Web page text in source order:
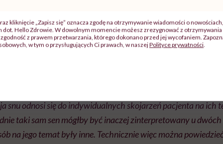
snów i ich interpretacja w procesie psychoterapii nie ma
rozumieniem znaczenia snów.„Nie mamy
klucza do zastanawiania się nad sensem marzeń
snu odnosi się do indywidualnych skojarzeń pacjenta na ich
taki sam sen mógłby być inaczej zinterpretowany u
na jego temat były inne. Technicznie więc można
kliknięcie „Zapisz się” oznacza zgodę na otrzymywanie wiadomości o
dot. Hello Zdrowie. W dowolnym momencie możesz zrezygnować z
zgodność z prawem przetwarzania, którego dokonano przed jej wycofaniem.
w tym o przysługujących Ci prawach, w naszejPolityce prywatności.